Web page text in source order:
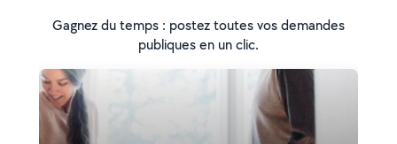
Gagnez du temps : postez toutes vos demandes
publiques en un clic.